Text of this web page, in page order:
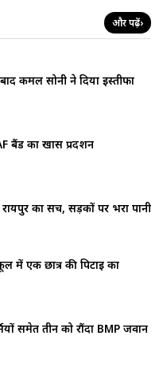
और पढ़ें›
कमल सोनी ने दिया इस्तीफा
बैंड का खास प्रदर्शन
का सच, सड़कों पर भरा पानी
में एक छात्र की पिटाई का
समेत तीन को रौंदा BMP जवान